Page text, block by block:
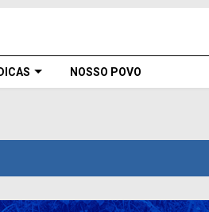
NOSSO POVO